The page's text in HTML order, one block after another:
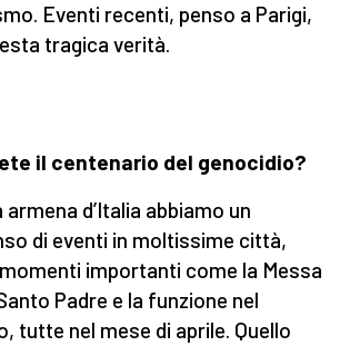
Eventi recenti, penso a Parigi,
tragica verità.
il centenario del genocidio?
d’Italia abbiamo un
di eventi in moltissime città,
importanti come la Messa
Padre e la funzione nel
tutte nel mese di aprile. Quello